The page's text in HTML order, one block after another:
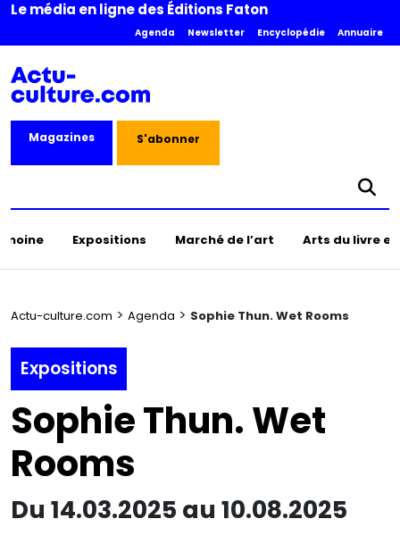
Le média en ligne des Éditions Faton
Agenda Newsletter Encyclopédie Annuaire
Magazines S'abonner
Expositions Marché de l’art Arts du livre
Actu-culture.com > Agenda > Sophie Thun. Wet Rooms
Expositions
Sophie Thun. Wet
Rooms
Du 14.03.2025 au 10.08.2025